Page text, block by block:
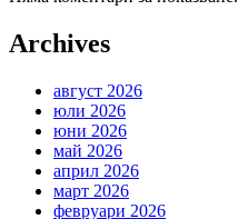
Archives
август 2026
юли 2026
юни 2026
май 2026
април 2026
март 2026
февруари 2026